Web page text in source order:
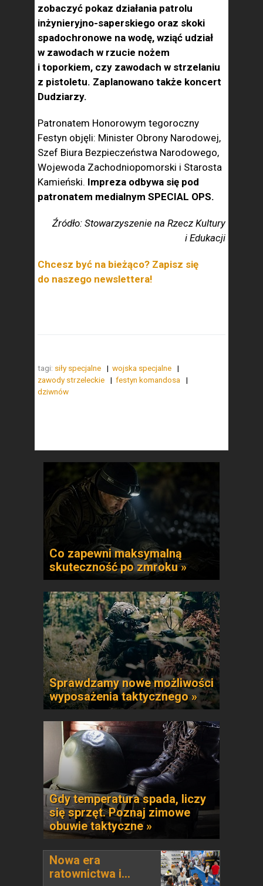
zobaczyć pokaz działania patrolu
inżynieryjno-saperskiego oraz skoki
spadochronowe na wodę, wziąć udział
w zawodach w rzucie nożem
i toporkiem, czy zawodach w strzelaniu
z pistoletu. Zaplanowano także koncert
Dudziarzy.
Patronatem Honorowym tegoroczny
Festyn objęli: Minister Obrony Narodowej,
Szef Biura Bezpieczeństwa Narodowego,
Wojewoda Zachodniopomorski i Starosta
Kamieński. Impreza odbywa się pod
patronatem medialnym SPECIAL OPS.
Źródło: Stowarzyszenie na Rzecz Kultury
i Edukacji
Chcesz być na bieżąco? Zapisz się
do naszego newslettera!
tagi: siły specjalne
wojska specjalne
zawody strzeleckie
festyn komandosa
dziwnów
Co zapewni maksymalną
skuteczność po zmroku »
Sprawdzamy nowe możliwości
wyposażenia taktycznego »
Gdy temperatura spada, liczy
się sprzęt. Poznaj zimowe
obuwie taktyczne »
Nowa era
ratownictwa i...